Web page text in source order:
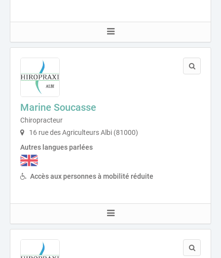
Marine Soucasse
Chiropracteur
16 rue des Agriculteurs Albi (81000)
Autres langues parlées
Accès aux personnes à mobilité réduite